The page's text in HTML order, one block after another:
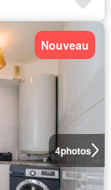
4photos
Nouveau